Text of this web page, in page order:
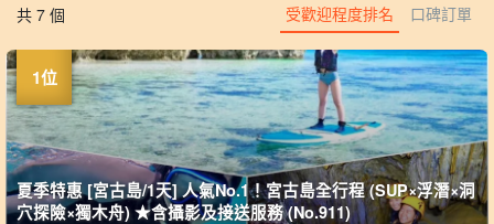
共 7 個 受歡迎程度排名 口碑訂單
夏季特惠 [宮古島/1天] 人氣No.1！宮古島全行程 (SUP×浮潛×洞
穴探險×獨木舟) ★含攝影及接送服務 (No.911)